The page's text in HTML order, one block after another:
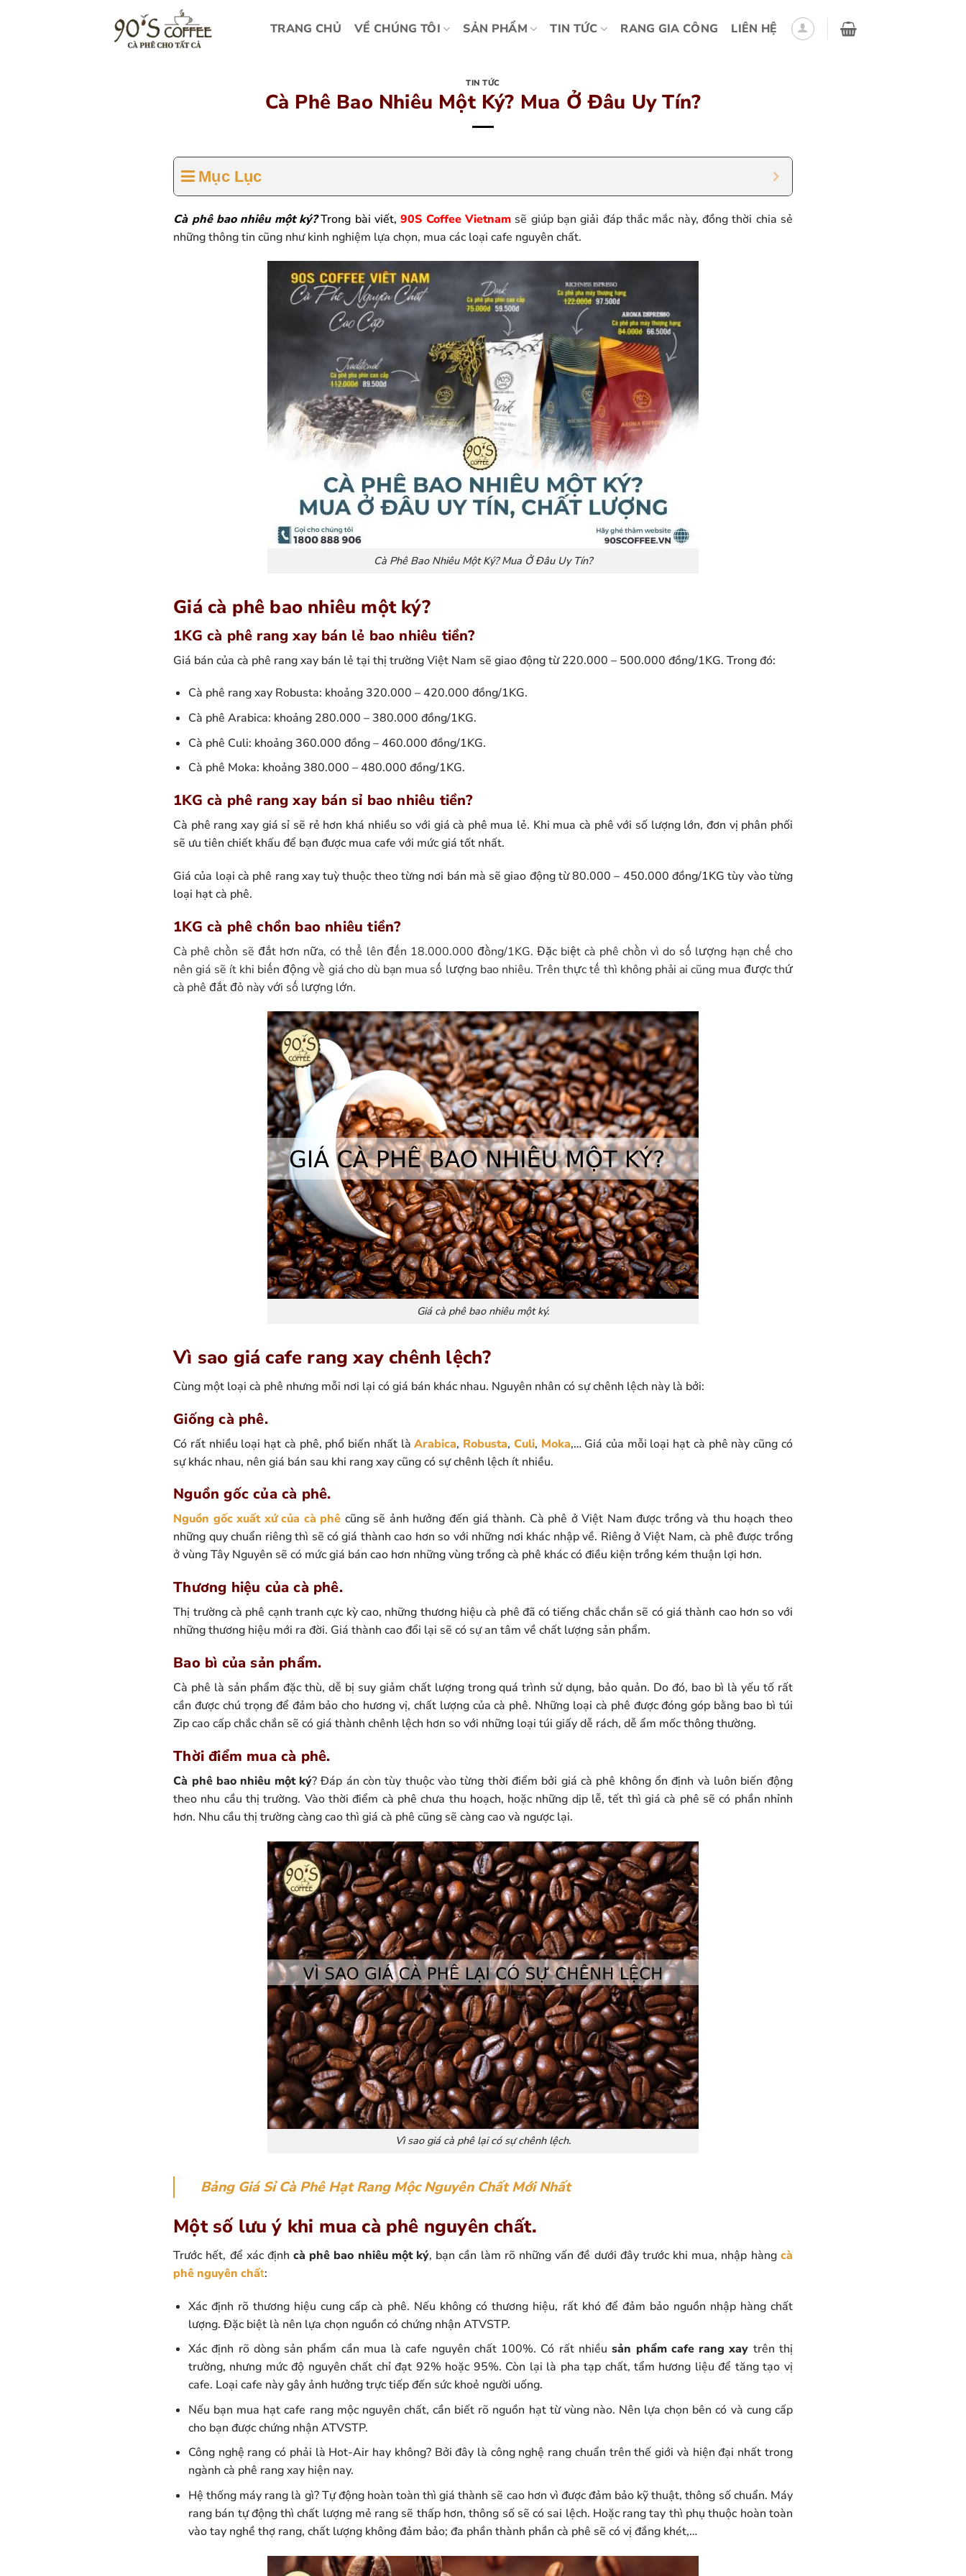
TRANG CHỦ VỀ CHÚNG TÔI SẢN PHẨM TIN TỨC RANG GIA CÔNG LIÊN HỆ
TIN TỨC
Cà Phê Bao Nhiêu Một Ký? Mua Ở Đâu Uy Tín?
Mục Lục
Cà phê bao nhiêu một ký?Trong bài viết,90S Coffee Vietnamsẽ giúp bạn giải đáp thắc mắc này, đồng thời chia sẻ
những thông tin cũng như kinh nghiệm lựa chọn, mua các loại cafe nguyên chất.
Cà Phê Bao Nhiêu Một Ký? Mua Ở Đâu Uy Tín?
Giá cà phê bao nhiêu một ký?
1KG cà phê rang xay bán lẻ bao nhiêu tiền?
Giá bán của cà phê rang xay bán lẻ tại thị trường Việt Nam sẽ giao động từ 220.000 – 500.000 đồng/1KG. Trong đó:
Cà phê rang xay Robusta: khoảng 320.000 – 420.000 đồng/1KG.
Cà phê Arabica: khoảng 280.000 – 380.000 đồng/1KG.
Cà phê Culi: khoảng 360.000 đồng – 460.000 đồng/1KG.
Cà phê Moka: khoảng 380.000 – 480.000 đồng/1KG.
1KG cà phê rang xay bán sỉ bao nhiêu tiền?
Cà phê rang xay giá sỉ sẽ rẻ hơn khá nhiều so với giá cà phê mua lẻ. Khi mua cà phê với số lượng lớn, đơn vị phân phối
sẽ ưu tiên chiết khấu để bạn được mua cafe với mức giá tốt nhất.
Giá của loại cà phê rang xay tuỳ thuộc theo từng nơi bán mà sẽ giao động từ 80.000 – 450.000 đồng/1KG tùy vào từng
loại hạt cà phê.
1KG cà phê chồn bao nhiêu tiền?
Cà phê chồn sẽ đắt hơn nữa, có thể lên đến 18.000.000 đồng/1KG. Đặc biệt cà phê chồn vì do số lượng hạn chế cho
nên giá sẽ ít khi biến động về giá cho dù bạn mua số lượng bao nhiêu. Trên thực tế thì không phải ai cũng mua được thứ
cà phê đắt đỏ này với số lượng lớn.
Giá cà phê bao nhiêu một ký.
Vì sao giá cafe rang xay chênh lệch?
Cùng một loại cà phê nhưng mỗi nơi lại có giá bán khác nhau. Nguyên nhân có sự chênh lệch này là bởi:
Giống cà phê.
Có rất nhiều loại hạt cà phê, phổ biến nhất là Arabica, Robusta, Culi, Moka,… Giá của mỗi loại hạt cà phê này cũng có
sự khác nhau, nên giá bán sau khi rang xay cũng có sự chênh lệch ít nhiều.
Nguồn gốc của cà phê.
Nguồn gốc xuất xứ của cà phê cũng sẽ ảnh hưởng đến giá thành. Cà phê ở Việt Nam được trồng và thu hoạch theo
những quy chuẩn riêng thì sẽ có giá thành cao hơn so với những nơi khác nhập về. Riêng ở Việt Nam, cà phê được trồng
ở vùng Tây Nguyên sẽ có mức giá bán cao hơn những vùng trồng cà phê khác có điều kiện trồng kém thuận lợi hơn.
Thương hiệu của cà phê.
Thị trường cà phê cạnh tranh cực kỳ cao, những thương hiệu cà phê đã có tiếng chắc chắn sẽ có giá thành cao hơn so với
những thương hiệu mới ra đời. Giá thành cao đổi lại sẽ có sự an tâm về chất lượng sản phẩm.
Bao bì của sản phẩm.
Cà phê là sản phẩm đặc thù, dễ bị suy giảm chất lượng trong quá trình sử dụng, bảo quản. Do đó, bao bì là yếu tố rất
cần được chú trọng để đảm bảo cho hương vị, chất lượng của cà phê. Những loại cà phê được đóng góp bằng bao bì túi
Zip cao cấp chắc chắn sẽ có giá thành chênh lệch hơn so với những loại túi giấy dễ rách, dễ ẩm mốc thông thường.
Thời điểm mua cà phê.
Cà phê bao nhiêu một ký? Đáp án còn tùy thuộc vào từng thời điểm bởi giá cà phê không ổn định và luôn biến động
theo nhu cầu thị trường. Vào thời điểm cà phê chưa thu hoạch, hoặc những dịp lễ, tết thì giá cà phê sẽ có phần nhỉnh
hơn. Nhu cầu thị trường càng cao thì giá cà phê cũng sẽ càng cao và ngược lại.
Vì sao giá cà phê lại có sự chênh lệch.
Bảng Giá Sỉ Cà Phê Hạt Rang Mộc Nguyên Chất Mới Nhất
Một số lưu ý khi mua cà phê nguyên chất.
Trước hết, để xác định cà phê bao nhiêu một ký, bạn cần làm rõ những vấn đề dưới đây trước khi mua, nhập hàngcà
phê nguyên chất:
Xác định rõ thương hiệu cung cấp cà phê. Nếu không có thương hiệu, rất khó để đảm bảo nguồn nhập hàng chất
lượng. Đặc biệt là nên lựa chọn nguồn có chứng nhận ATVSTP.
Xác định rõ dòng sản phẩm cần mua là cafe nguyên chất 100%. Có rất nhiều sản phẩm cafe rang xay trên thị
trường, nhưng mức độ nguyên chất chỉ đạt 92% hoặc 95%. Còn lại là pha tạp chất, tẩm hương liệu để tăng tạo vị
cafe. Loại cafe này gây ảnh hưởng trực tiếp đến sức khoẻ người uống.
Nếu bạn mua hạt cafe rang mộc nguyên chất, cần biết rõ nguồn hạt từ vùng nào. Nên lựa chọn bên có và cung cấp
cho bạn được chứng nhận ATVSTP.
Công nghệ rang có phải là Hot-Air hay không? Bởi đây là công nghệ rang chuẩn trên thế giới và hiện đại nhất trong
ngành cà phê rang xay hiện nay.
Hệ thống máy rang là gì? Tự động hoàn toàn thì giá thành sẽ cao hơn vì được đảm bảo kỹ thuật, thông số chuẩn. Máy
rang bán tự động thì chất lượng mẻ rang sẽ thấp hơn, thông số sẽ có sai lệch. Hoặc rang tay thì phụ thuộc hoàn toàn
vào tay nghề thợ rang, chất lượng không đảm bảo; đa phần thành phần cà phê sẽ có vị đắng khét,…